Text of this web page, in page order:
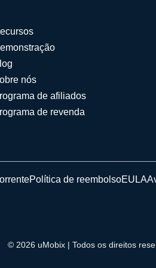
nós
de afiliados
de revenda
Política de reembolsoEULA
© 2026 uMobix | Todos os direitos